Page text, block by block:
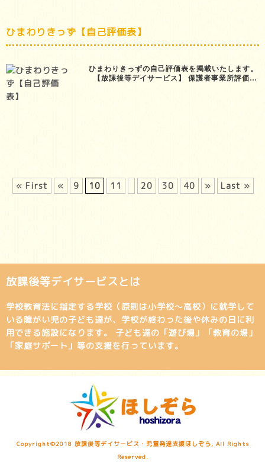
ひまわりきっず【自己評価表】
ひまわりきっずの自己評価表を掲載いたします。
【放課後等デイサービス】 保護者事業所評価…
« First « 9 10 11 20 30 40 » Last »
放課後等デイサービスとは
学校教育法に指定する学校（原則は小学校～高校）に就学して
いる障がい児の子ども達が、学校が終わった後や休みの日に利
用できる施設になります。 子ども達の「遊び場」「教育の場」
「家庭サポート」等の支援を行っています。
Copyright©2018 放課後等デイサービス・児童発達支援ほしぞら, All Rights
Reserved.